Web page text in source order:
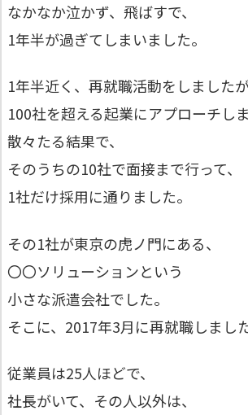
なかなか泣かず、飛ばすで、
1年半が過ぎてしまいました。
1年半近く、再就職活動をしましたが
100社を超える起業にアプローチしま
散々たる結果で、
そのうちの10社で面接まで行って、
1社だけ採用に通りました。
その1社が東京の虎ノ門にある、
〇〇ソリューションという
小さな派遣会社でした。
そこに、2017年3月に再就職しました
従業員は25人ほどで、
社長がいて、その人以外は、